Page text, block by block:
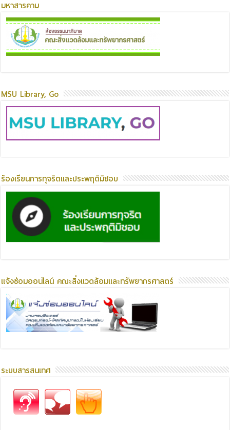
มหาสารคาม
MSU Library, Go
ร้องเรียนการทุจริตและประพฤติมิชอบ
แจ้งซ่อมออนไลน์ คณะสิ่งแวดล้อมและทรัพยากรศาสตร์
ระบบสารสนเทศ